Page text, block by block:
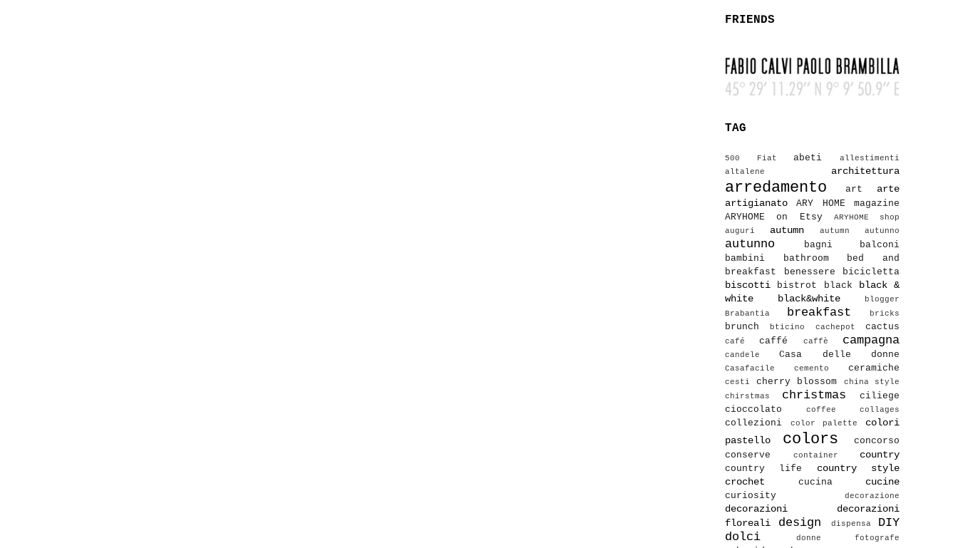
FRIENDS
TAG
500 Fiat abeti
allestimenti
altalene
architettura
arredamento art
arte
artigianato
ARY HOME magazine
ARYHOME on Etsy
ARYHOME shop
auguri
autumn autumn autunno
autunno bagni
balconi
bambini
bathroom
bed and
breakfast
benessere bicicletta
biscotti bistrot black
black &
white
black&white
blogger
Brabantia
breakfast bricks
brunch bticino cachepot cactus
café caffé caffè campagna
candele Casa delle donne
Casafacile cemento ceramiche
cesti cherry blossom
china style
chirstmas
christmas
ciliege
cioccolato
coffee collages
collezioni color palette
colori
pastello
colors
concorso
conserve
container country
country life
country style
crochet
cucina cucine
curiosity decorazione
decorazioni
decorazioni
floreali
design dispensa
DIY
dolci
donne fotografe